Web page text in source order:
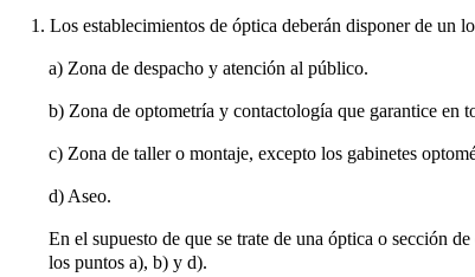
1. Los establecimientos de óptica deberán disponer de un
a) Zona de despacho y atención al público.
b) Zona de optometría y contactología que garantice en
c) Zona de taller o montaje, excepto los gabinetes
d) Aseo.
En el supuesto de que se trate de una óptica o sección
los puntos a), b) y d).